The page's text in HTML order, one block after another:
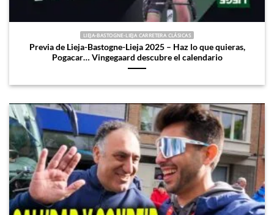
LIEJA-BASTOGNE-LIEJA CARRETERA CLÁSICAS
Previa de Lieja-Bastogne-Lieja 2025 – Haz lo que quieras,
Pogacar… Vingegaard descubre el calendario